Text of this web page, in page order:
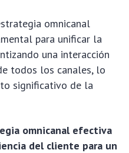
omnicanal
para unificar la
una interacción
todos los canales, lo
significativo de la
omnicanal efectiva
del cliente para un